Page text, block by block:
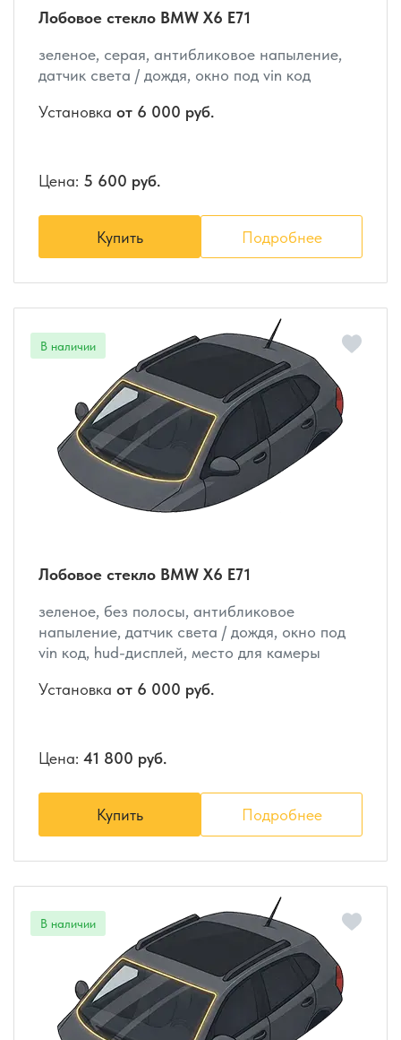
Лобовое стекло BMW X6 E71
зеленое, серая, антибликовое напыление,
датчик света / дождя, окно под vin код
Установка от 6 000 руб.
Цена: 5 600 руб.
Купить Подробнее
Лобовое стекло BMW X6 E71
зеленое, без полосы, антибликовое
напыление, датчик света / дождя, окно под
vin код, hud-дисплей, место для камеры
Установка от 6 000 руб.
Цена: 41 800 руб.
Купить Подробнее